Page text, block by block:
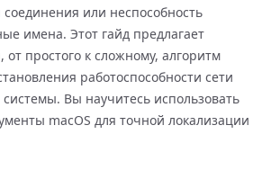
или неспособность
имена. Этот гайд предлагает
от простого к сложному, алгоритм
работоспособности сети
системы. Вы научитесь использовать
macOS для точной локализации